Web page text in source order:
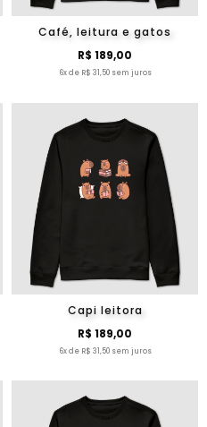
Café, leitura e gatos
R$ 189,00
6x de R$ 31,50 sem juros
Capi leitora
R$ 189,00
6x de R$ 31,50 sem juros